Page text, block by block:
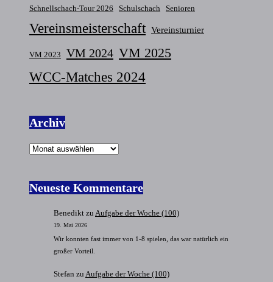
Schnellschach-Tour 2026 Schulschach Senioren
Vereinsmeisterschaft Vereinsturnier
VM 2023 VM 2024 VM 2025
WCC-Matches 2024
Archiv
Archiv
Neueste Kommentare
Benedikt zu Aufgabe der Woche (100)
19. Mai 2026
Wir konnten fast immer von 1-8 spielen, das war natürlich ein
großer Vorteil.
Stefan zu Aufgabe der Woche (100)